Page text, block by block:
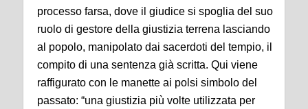
processo farsa, dove il giudice si spoglia del suo
ruolo di gestore della giustizia terrena lasciando
al popolo, manipolato dai sacerdoti del tempio, il
compito di una sentenza già scritta. Qui viene
raffigurato con le manette ai polsi simbolo del
passato: “una giustizia più volte utilizzata per